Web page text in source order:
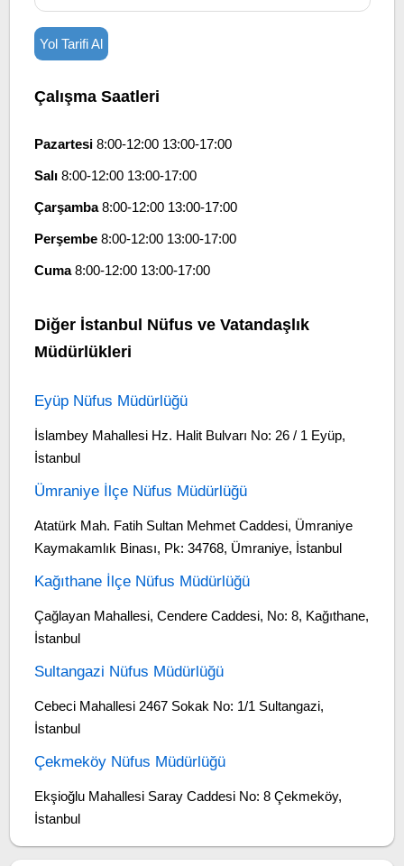
Yol Tarifi Al
Çalışma Saatleri
Pazartesi8:00-12:00 13:00-17:00
Salı8:00-12:00 13:00-17:00
Çarşamba8:00-12:00 13:00-17:00
Perşembe8:00-12:00 13:00-17:00
Cuma8:00-12:00 13:00-17:00
Diğer İstanbul Nüfus ve Vatandaşlık
Müdürlükleri
Eyüp Nüfus Müdürlüğü
İslambey Mahallesi Hz. Halit Bulvarı No: 26 / 1 Eyüp,
İstanbul
Ümraniye İlçe Nüfus Müdürlüğü
Atatürk Mah. Fatih Sultan Mehmet Caddesi, Ümraniye
Kaymakamlık Binası, Pk: 34768, Ümraniye, İstanbul
Kağıthane İlçe Nüfus Müdürlüğü
Çağlayan Mahallesi, Cendere Caddesi, No: 8, Kağıthane,
İstanbul
Sultangazi Nüfus Müdürlüğü
Cebeci Mahallesi 2467 Sokak No: 1/1 Sultangazi,
İstanbul
Çekmeköy Nüfus Müdürlüğü
Ekşioğlu Mahallesi Saray Caddesi No: 8 Çekmeköy,
İstanbul